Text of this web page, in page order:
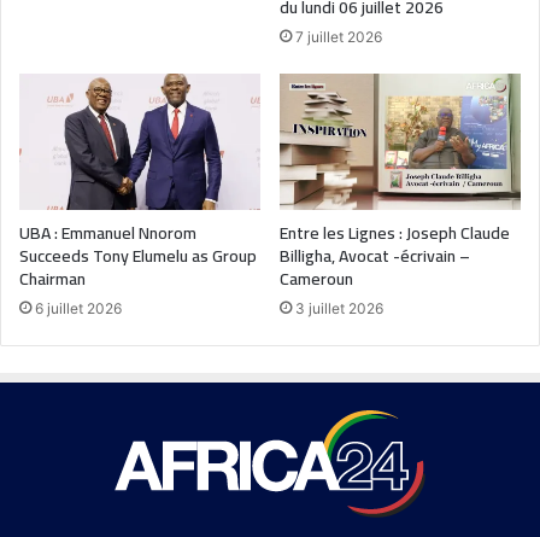
du lundi 06 juillet 2026
7 juillet 2026
UBA : Emmanuel Nnorom
Succeeds Tony Elumelu as Group
Chairman
6 juillet 2026
Entre les Lignes : Joseph Claude
Billigha, Avocat -écrivain –
Cameroun
3 juillet 2026